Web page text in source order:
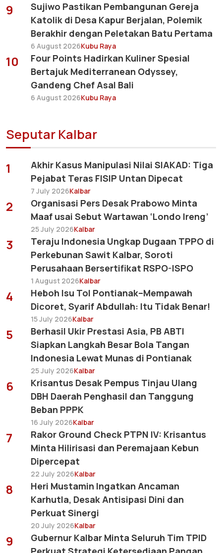
9
Sujiwo Pastikan Pembangunan Gereja
Katolik di Desa Kapur Berjalan, Polemik
Berakhir dengan Peletakan Batu Pertama
6 August 2026Kubu Raya
10
Four Points Hadirkan Kuliner Spesial
Bertajuk Mediterranean Odyssey,
Gandeng Chef Asal Bali
6 August 2026Kubu Raya
Seputar Kalbar
1
Akhir Kasus Manipulasi Nilai SIAKAD: Tiga
Pejabat Teras FISIP Untan Dipecat
7 July 2026Kalbar
2
Organisasi Pers Desak Prabowo Minta
Maaf usai Sebut Wartawan ‘Londo Ireng’
25 July 2026Kalbar
3
Teraju Indonesia Ungkap Dugaan TPPO di
Perkebunan Sawit Kalbar, Soroti
Perusahaan Bersertifikat RSPO-ISPO
1 August 2026Kalbar
4
Heboh Isu Tol Pontianak–Mempawah
Dicoret, Syarif Abdullah: Itu Tidak Benar!
15 July 2026Kalbar
5
Berhasil Ukir Prestasi Asia, PB ABTI
Siapkan Langkah Besar Bola Tangan
Indonesia Lewat Munas di Pontianak
25 July 2026Kalbar
6
Krisantus Desak Pempus Tinjau Ulang
DBH Daerah Penghasil dan Tanggung
Beban PPPK
16 July 2026Kalbar
7
Rakor Ground Check PTPN IV: Krisantus
Minta Hilirisasi dan Peremajaan Kebun
Dipercepat
22 July 2026Kalbar
8
Heri Mustamin Ingatkan Ancaman
Karhutla, Desak Antisipasi Dini dan
Perkuat Sinergi
20 July 2026Kalbar
9
Gubernur Kalbar Minta Seluruh Tim TPID